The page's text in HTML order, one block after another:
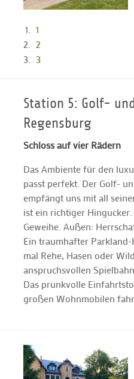
1
2
3
Station 5: Golf-
Regensburg
Schloss auf vier Rädern
Das Ambiente für den
passt perfekt. Der Golf-
empfängt uns mit all
ist ein richtiger Hingucker.
Geweihe. Außen:
Ein traumhafter
mal Rehe, Hasen oder
anspruchsvollen
Das prunkvolle
großen Wohnmobilen